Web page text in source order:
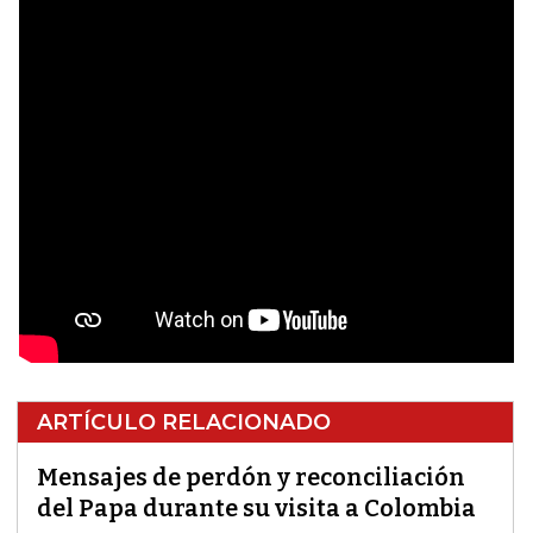
ARTÍCULO RELACIONADO
Mensajes de perdón y reconciliación
del Papa durante su visita a Colombia